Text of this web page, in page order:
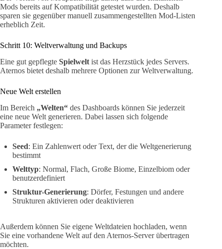
Mods bereits auf Kompatibilität getestet wurden. Deshalb
sparen sie gegenüber manuell zusammengestellten Mod-Listen
erheblich Zeit.
Schritt 10: Weltverwaltung und Backups
Eine gut gepflegte Spielwelt ist das Herzstück jedes Servers.
Aternos bietet deshalb mehrere Optionen zur Weltverwaltung.
Neue Welt erstellen
Im Bereich „Welten“ des Dashboards können Sie jederzeit
eine neue Welt generieren. Dabei lassen sich folgende
Parameter festlegen:
Seed: Ein Zahlenwert oder Text, der die Weltgenerierung
bestimmt
Welttyp: Normal, Flach, Große Biome, Einzelbiom oder
benutzerdefiniert
Struktur-Generierung: Dörfer, Festungen und andere
Strukturen aktivieren oder deaktivieren
Außerdem können Sie eigene Weltdateien hochladen, wenn
Sie eine vorhandene Welt auf den Aternos-Server übertragen
möchten.